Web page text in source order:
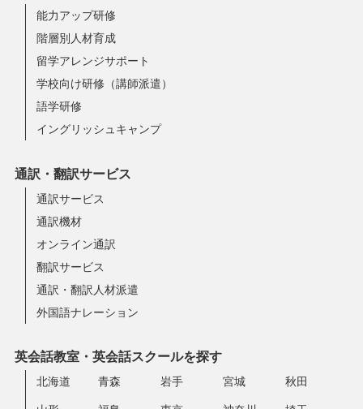
能力アップ研修
階層別人材育成
留学アレンジサポート
学校向け研修（講師派遣）
語学研修
イングリッシュキャンプ
通訳・翻訳サービス
通訳サービス
通訳機材
オンライン通訳
翻訳サービス
通訳・翻訳人材派遣
外国語ナレーション
英会話教室・英会話スクールを探す
北海道 青森 岩手 宮城 秋田